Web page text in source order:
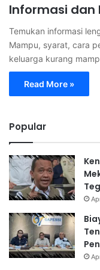
Informasi
Temukan informasi
Mampu, syarat, cara
keluarga kurang
Read More »
Popular